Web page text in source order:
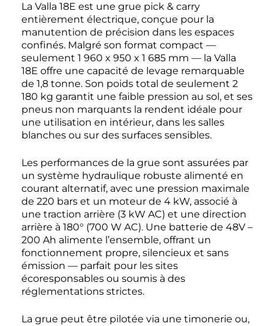
La Valla 18E est une grue pick & carry
entièrement électrique, conçue pour la
manutention de précision dans les espaces
confinés. Malgré son format compact —
seulement 1 960 x 950 x 1 685 mm — la Valla
18E offre une capacité de levage remarquable
de 1,8 tonne. Son poids total de seulement 2
180 kg garantit une faible pression au sol, et ses
pneus non marquants la rendent idéale pour
une utilisation en intérieur, dans les salles
blanches ou sur des surfaces sensibles.
Les performances de la grue sont assurées par
un système hydraulique robuste alimenté en
courant alternatif, avec une pression maximale
de 220 bars et un moteur de 4 kW, associé à
une traction arrière (3 kW AC) et une direction
arrière à 180° (700 W AC). Une batterie de 48V –
200 Ah alimente l’ensemble, offrant un
fonctionnement propre, silencieux et sans
émission — parfait pour les sites
écoresponsables ou soumis à des
réglementations strictes.
La grue peut être pilotée via une timonerie ou,